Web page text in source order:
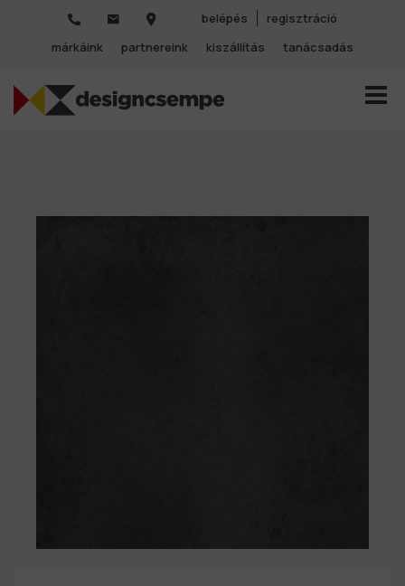
belépés
regisztráció
márkáink
partnereink kiszállítás tanácsadás